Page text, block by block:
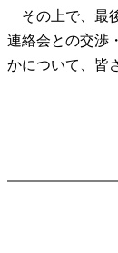
その上で、最
連絡会との交渉
かについて、皆